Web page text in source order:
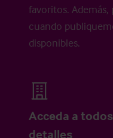
favoritos.
cuando
disponibles.
Acceda a
detalles